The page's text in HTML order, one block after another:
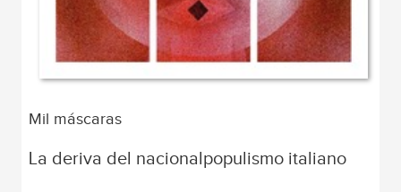
Mil máscaras
La deriva del nacionalpopulismo italiano